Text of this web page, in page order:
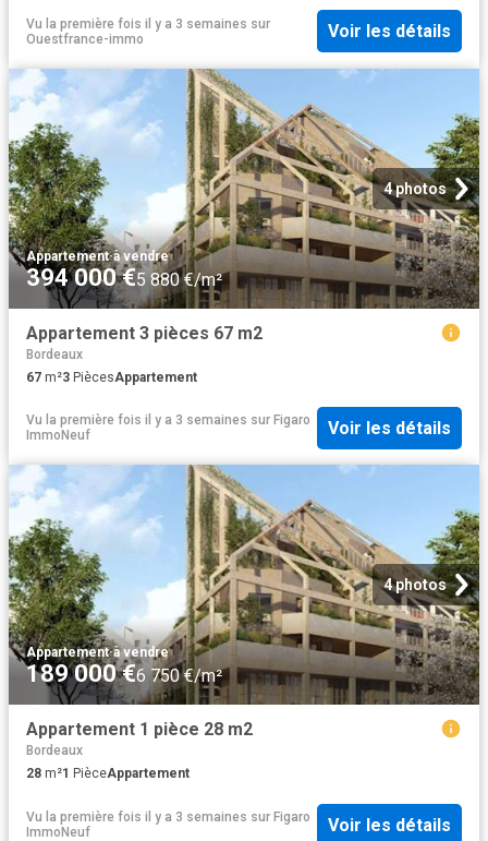
Vu la première fois il y a 3 semaines sur
Ouestfrance-immo
Voir les détails
4 photos
Appartement·à vendre
394 000 €5 880 €/m²
Appartement 3 pièces 67 m2
Bordeaux
67 m²3 PiècesAppartement
Vu la première fois il y a 3 semaines sur Figaro
ImmoNeuf
Voir les détails
4 photos
Appartement·à vendre
189 000 €6 750 €/m²
Appartement 1 pièce 28 m2
Bordeaux
28 m²1 PièceAppartement
Vu la première fois il y a 3 semaines sur Figaro
ImmoNeuf
Voir les détails